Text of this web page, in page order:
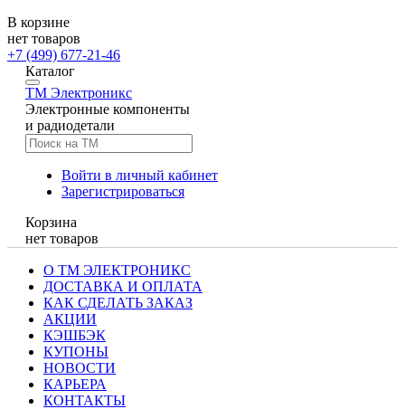
В корзине
нет товаров
+7 (499) 677-21-46
Каталог
TM Электроникс
Электронные компоненты
и радиодетали
Войти в личный кабинет
Зарегистрироваться
Корзина
нет товаров
О ТМ ЭЛЕКТРОНИКС
ДОСТАВКА И ОПЛАТА
КАК СДЕЛАТЬ ЗАКАЗ
АКЦИИ
КЭШБЭК
КУПОНЫ
НОВОСТИ
КАРЬЕРА
КОНТАКТЫ